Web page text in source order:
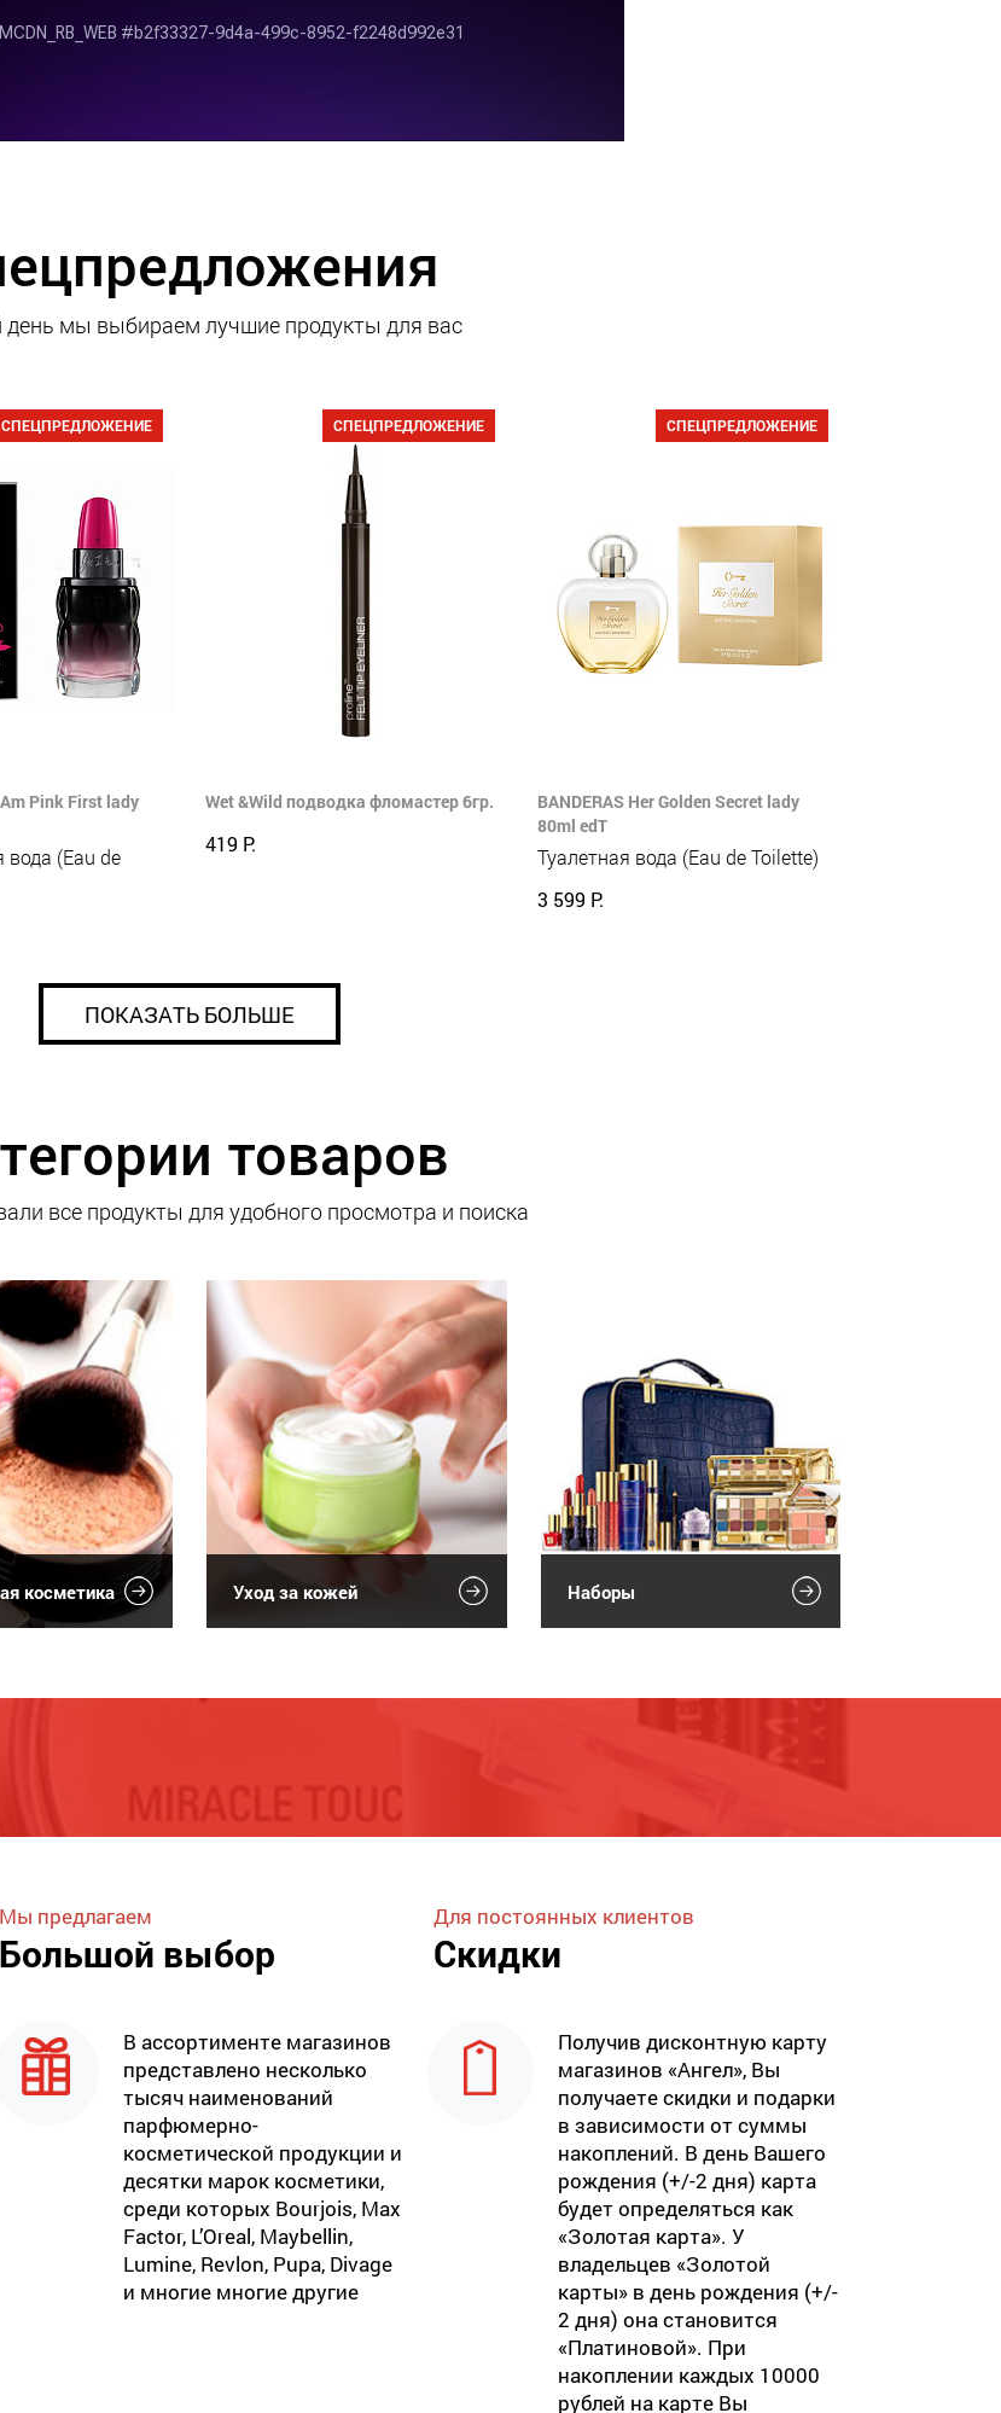
мы выбираем лучшие продукты для вас
СПЕЦПРЕДЛОЖЕНИЕ
Am Pink First lady
(Eau de
СПЕЦПРЕДЛОЖЕНИЕ
Wet &Wild подводка фломастер 6гр.
419 Р.
СПЕЦПРЕДЛОЖЕНИЕ
BANDERAS Her Golden Secret lady
80ml edT
Туалетная вода (Eau de Toilette)
3 599 Р.
ПОКАЗАТЬ БОЛЬШЕ
товаров
все продукты для удобного просмотра и поиска
косметика Уход за кожей Наборы
Мы предлагаем
Большой выбор
В ассортименте магазинов
представлено несколько
тысяч наименований
парфюмерно-
косметической продукции и
десятки марок косметики,
среди которых Bourjois, Max
Factor, L’Oreal, Maybellin,
Lumine, Revlon, Pupa, Divage
и многие многие другие
Для постоянных клиентов
Скидки
Получив дисконтную карту
магазинов «Ангел», Вы
получаете скидки и подарки
в зависимости от суммы
накоплений. В день Вашего
рождения (+/-2 дня) карта
будет определяться как
«Золотая карта». У
владельцев «Золотой
карты» в день рождения (+/-
2 дня) она становится
«Платиновой». При
накоплении каждых 10000
рублей на карте Вы